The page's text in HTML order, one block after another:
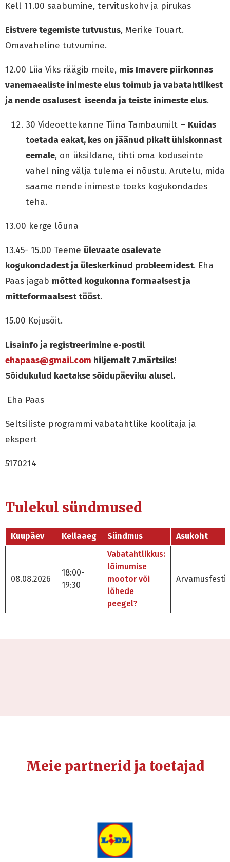
Kell 11.00 saabumine, tervituskohv ja pirukas
Eistvere tegemiste tutvustus, Merike Touart.
Omavaheline tutvumine.
12.00 Liia Viks räägib meile, mis Imavere piirkonnas
vanemaealiste inimeste elus toimub ja vabatahtlikest
ja nende osalusest iseenda ja teiste inimeste elus.
30 Videoettekanne Tiina Tambaumilt – Kuidas
toetada eakat, kes on jäänud pikalt ühiskonnast
eemale, on üksildane, tihti oma koduseinte
vahel ning välja tulema ei nõustu. Arutelu, mida
saame nende inimeste toeks kogukondades
teha.
13.00 kerge lõuna
13.45- 15.00 Teeme ülevaate osalevate
kogukondadest ja üleskerkinud probleemidest. Eha
Paas jagab mõtted kogukonna formaalsest ja
mitteformaalsest tööst.
15.00 Kojusõit.
Lisainfo ja registreerimine e-postil
ehapaas@gmail.com hiljemalt 7.märtsiks!
Sõidukulud kaetakse sõidupäeviku alusel.
Eha Paas
Seltsiliste programmi vabatahtlike koolitaja ja
ekspert
5170214
Tulekul sündmused
Kuupäev Kellaaeg Sündmus Asukoht
08.08.2026
18:00-
19:30
Vabatahtlikkus:
lõimumise
mootor või
lõhede
peegel?
Meie partnerid ja toetajad